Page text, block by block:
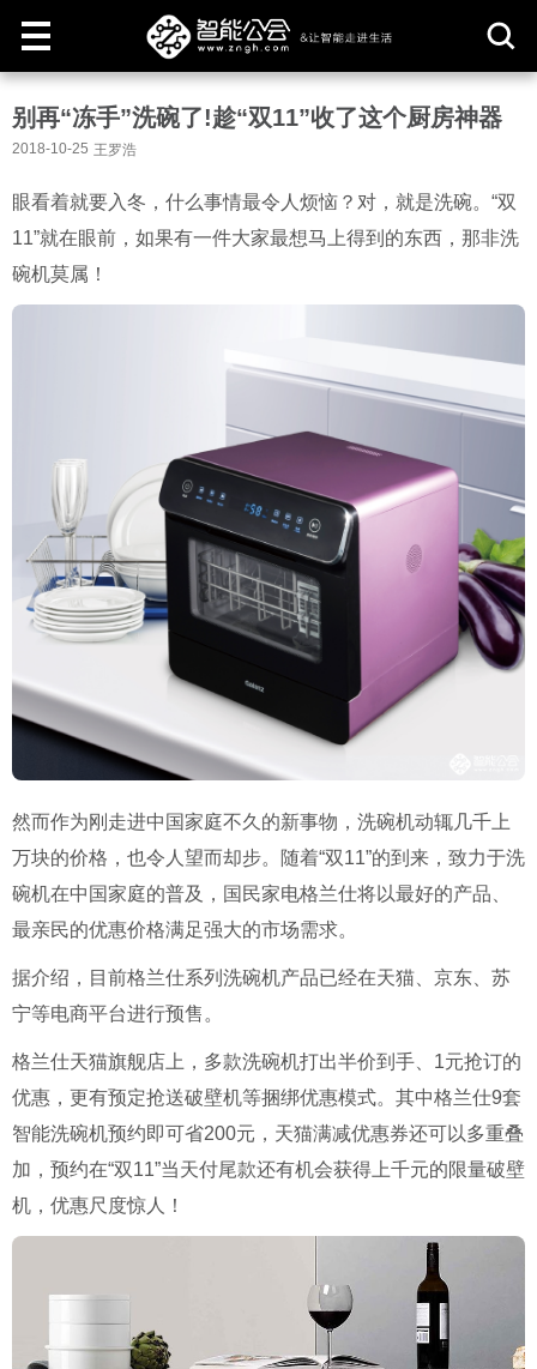
别再“冻手”洗碗了!趁“双11”收了这个厨房神器
2018-10-25 王罗浩
眼看着就要入冬，什么事情最令人烦恼？对，就是洗碗。“双
11”就在眼前，如果有一件大家最想马上得到的东西，那非洗
碗机莫属！
然而作为刚走进中国家庭不久的新事物，洗碗机动辄几千上
万块的价格，也令人望而却步。随着“双11”的到来，致力于洗
碗机在中国家庭的普及，国民家电格兰仕将以最好的产品、
最亲民的优惠价格满足强大的市场需求。
据介绍，目前格兰仕系列洗碗机产品已经在天猫、京东、苏
宁等电商平台进行预售。
格兰仕天猫旗舰店上，多款洗碗机打出半价到手、1元抢订的
优惠，更有预定抢送破壁机等捆绑优惠模式。其中格兰仕9套
智能洗碗机预约即可省200元，天猫满减优惠券还可以多重叠
加，预约在“双11”当天付尾款还有机会获得上千元的限量破壁
机，优惠尺度惊人！